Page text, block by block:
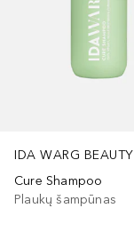
IDA WARG BEAUTY
Cure Shampoo
Plaukų šampūnas